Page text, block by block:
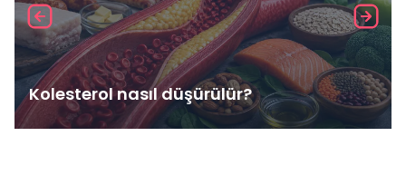
Kolesterol nasıl düşürülür?